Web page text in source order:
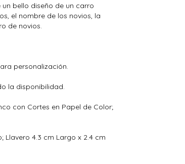
bello diseño de un carro
el nombre de los novios, la
de novios.
personalización.
la disponibilidad.
con Cortes en Papel de Color;
Llavero 4.3 cm Largo x 2.4 cm